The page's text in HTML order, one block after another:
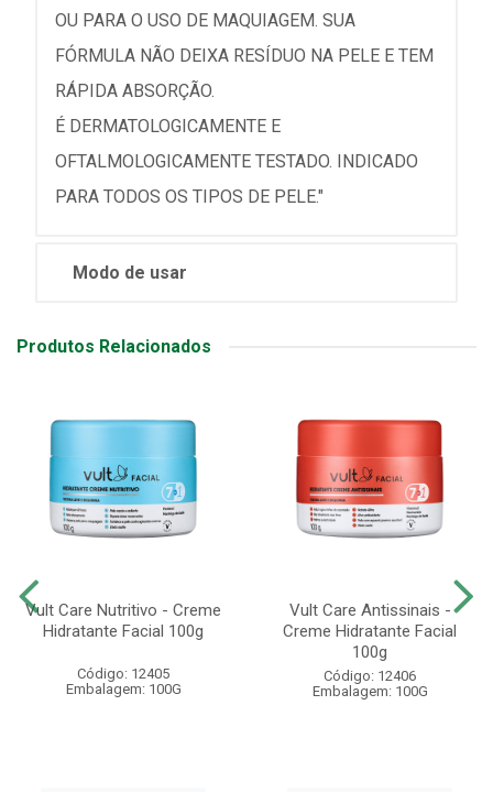
OU PARA O USO DE MAQUIAGEM. SUA
FÓRMULA NÃO DEIXA RESÍDUO NA PELE E TEM
RÁPIDA ABSORÇÃO.
É DERMATOLOGICAMENTE E
OFTALMOLOGICAMENTE TESTADO. INDICADO
PARA TODOS OS TIPOS DE PELE."
Modo de usar
Produtos Relacionados
Vult Care Nutritivo - Creme
Hidratante Facial 100g
Código: 12405
Embalagem: 100G
Vult Care Antissinais -
Creme Hidratante Facial
100g
Código: 12406
Embalagem: 100G